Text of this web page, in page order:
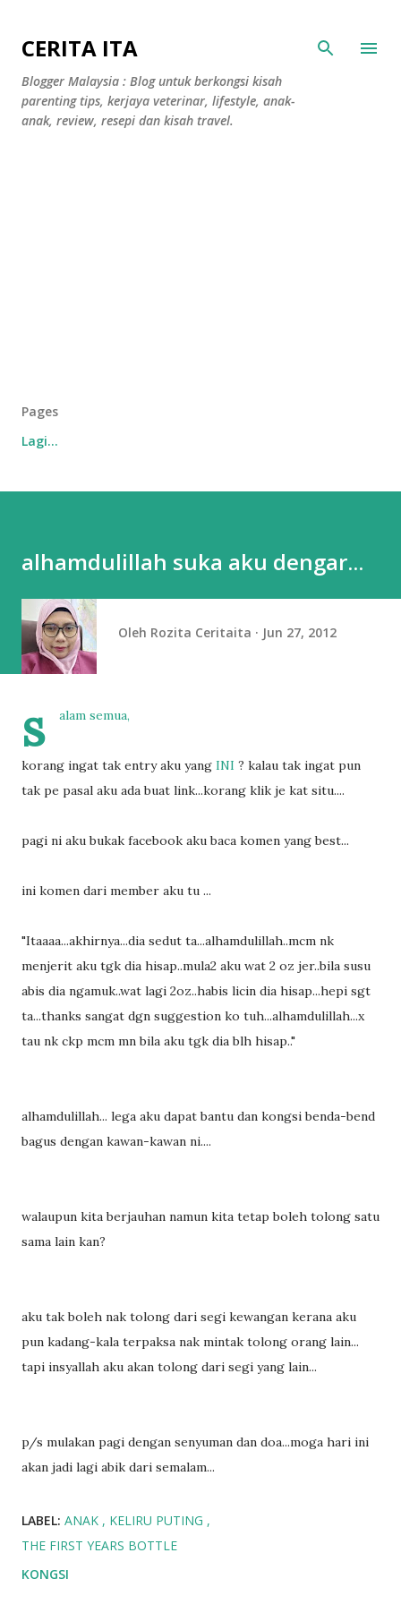
CERITA ITA
Blogger Malaysia : Blog untuk berkongsi kisah
parenting tips, kerjaya veterinar, lifestyle, anak-
anak, review, resepi dan kisah travel.
Pages
Lagi…
alhamdulillah suka aku dengar...
Oleh Rozita Ceritaita Jun 27, 2012
s alam semua,
korang ingat tak entry aku yang INI ? kalau tak ingat pun
tak pe pasal aku ada buat link...korang klik je kat situ....
pagi ni aku bukak facebook aku baca komen yang best...
ini komen dari member aku tu ...
"Itaaaa...akhirnya...dia sedut ta...alhamdulillah..mcm nk
menjerit aku tgk dia hisap..mula2 aku wat 2 oz jer..bila susu
abis dia ngamuk..wat lagi 2oz..habis licin dia hisap...hepi sgt
ta...thanks sangat dgn suggestion ko tuh...alhamdulillah...x
tau nk ckp mcm mn bila aku tgk dia blh hisap.."
alhamdulillah... lega aku dapat bantu dan kongsi benda-bend
bagus dengan kawan-kawan ni....
walaupun kita berjauhan namun kita tetap boleh tolong satu
sama lain kan?
aku tak boleh nak tolong dari segi kewangan kerana aku
pun kadang-kala terpaksa nak mintak tolong orang lain...
tapi insyallah aku akan tolong dari segi yang lain...
p/s mulakan pagi dengan senyuman dan doa...moga hari ini
akan jadi lagi abik dari semalam...
LABEL: ANAK
KELIRU PUTING
THE FIRST YEARS BOTTLE
KONGSI